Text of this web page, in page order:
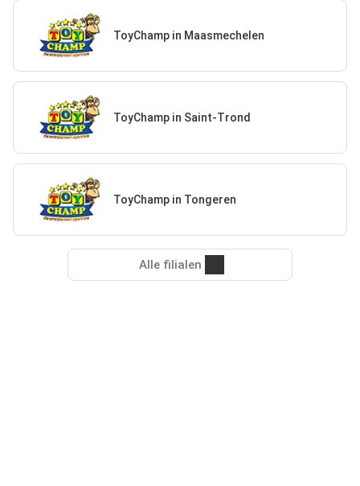
ToyChamp in Maasmechelen
ToyChamp in Saint-Trond
ToyChamp in Tongeren
Alle filialen